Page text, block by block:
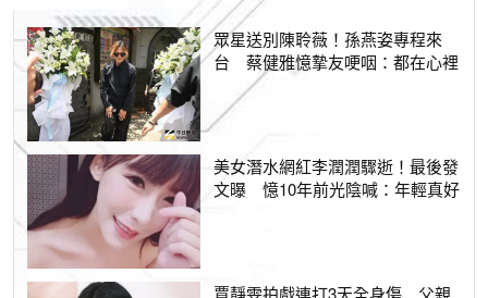
眾星送別陳聆薇！孫燕姿專程來
台 蔡健雅憶摯友哽咽：都在心裡
美女潛水網紅李潤潤驟逝！最後發
文曝 憶10年前光陰喊：年輕真好
賈靜雯拍戲連打3天全身傷 父親